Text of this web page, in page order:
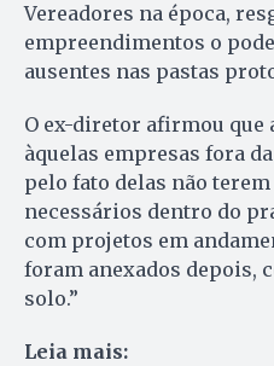
Vereadores na época,
empreendimentos o
ausentes nas pastas
O ex-diretor afirmou que
àquelas empresas fora
pelo fato delas não
necessários dentro do
com projetos em
foram anexados depois,
solo.”
Leia mais: